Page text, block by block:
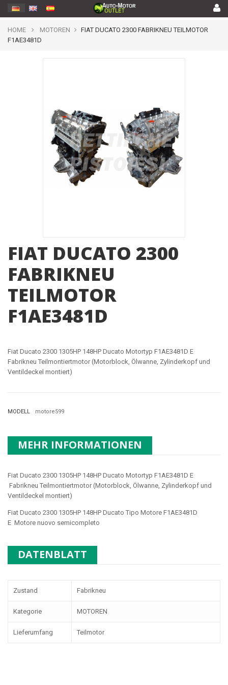
HOME MOTOREN
FIAT DUCATO 2300 FABRIKNEU TEILMOTOR
F1AE3481D
FIAT DUCATO 2300
FABRIKNEU
TEILMOTOR
F1AE3481D
Fiat Ducato 2300 1305HP 148HP Ducato Motortyp F1AE3481D E
Fabrikneu Teilmontiertmotor (Motorblock, Ölwanne, Zylinderkopf und
Ventildeckel montiert)
MODELL motore599
MEHR INFORMATIONEN
Fiat Ducato 2300 1305HP 148HP Ducato Motortyp F1AE3481D E
Fabrikneu Teilmontiertmotor (Motorblock, Ölwanne, Zylinderkopf und
Ventildeckel montiert)
Fiat Ducato 2300 1305HP 148HP Ducato Tipo Motore F1AE3481D
E Motore nuovo semicompleto
DATENBLATT
Zustand Fabrikneu
Kategorie MOTOREN
Lieferumfang Teilmotor